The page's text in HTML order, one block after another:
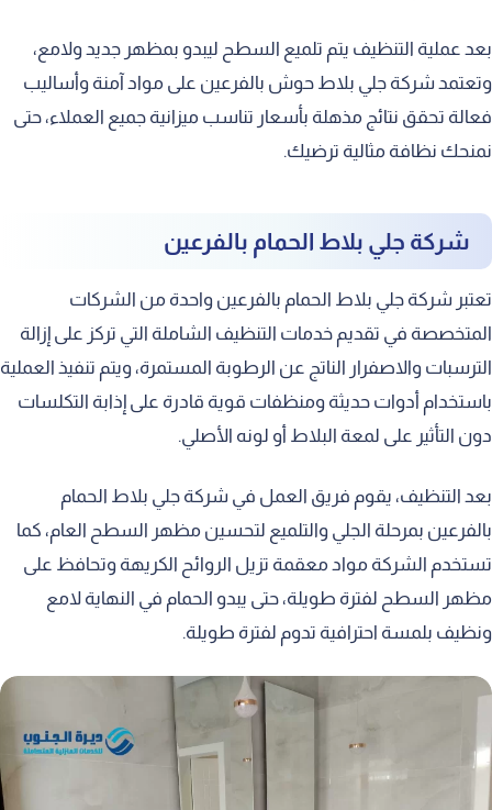
بعد عملية التنظيف يتم تلميع السطح ليبدو بمظهر جديد ولامع،
وتعتمد شركة جلي بلاط حوش بالفرعين على مواد آمنة وأساليب
فعالة تحقق نتائج مذهلة بأسعار تناسب ميزانية جميع العملاء، حتى
نمنحك نظافة مثالية ترضيك.
شركة جلي بلاط الحمام بالفرعين
تعتبر شركة جلي بلاط الحمام بالفرعين واحدة من الشركات
المتخصصة في تقديم خدمات التنظيف الشاملة التي تركز على إزالة
الترسبات والاصفرار الناتج عن الرطوبة المستمرة، ويتم تنفيذ العملية
باستخدام أدوات حديثة ومنظفات قوية قادرة على إذابة التكلسات
دون التأثير على لمعة البلاط أو لونه الأصلي.
بعد التنظيف، يقوم فريق العمل في شركة جلي بلاط الحمام
بالفرعين بمرحلة الجلي والتلميع لتحسين مظهر السطح العام، كما
تستخدم الشركة مواد معقمة تزيل الروائح الكريهة وتحافظ على
مظهر السطح لفترة طويلة، حتى يبدو الحمام في النهاية لامع
ونظيف بلمسة احترافية تدوم لفترة طويلة.